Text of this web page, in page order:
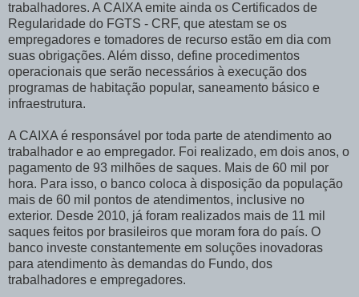
trabalhadores. A CAIXA emite ainda os Certificados de
Regularidade do FGTS - CRF, que atestam se os
empregadores e tomadores de recurso estão em dia com
suas obrigações. Além disso, define procedimentos
operacionais que serão necessários à execução dos
programas de habitação popular, saneamento básico e
infraestrutura.
A CAIXA é responsável por toda parte de atendimento ao
trabalhador e ao empregador. Foi realizado, em dois anos, o
pagamento de 93 milhões de saques. Mais de 60 mil por
hora. Para isso, o banco coloca à disposição da população
mais de 60 mil pontos de atendimentos, inclusive no
exterior. Desde 2010, já foram realizados mais de 11 mil
saques feitos por brasileiros que moram fora do país. O
banco investe constantemente em soluções inovadoras
para atendimento às demandas do Fundo, dos
trabalhadores e empregadores.